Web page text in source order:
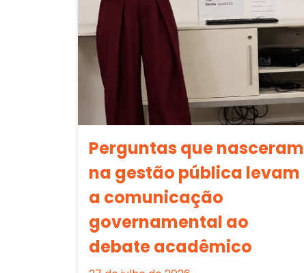
Perguntas que nasceram
na gestão pública levam
a comunicação
governamental ao
debate acadêmico